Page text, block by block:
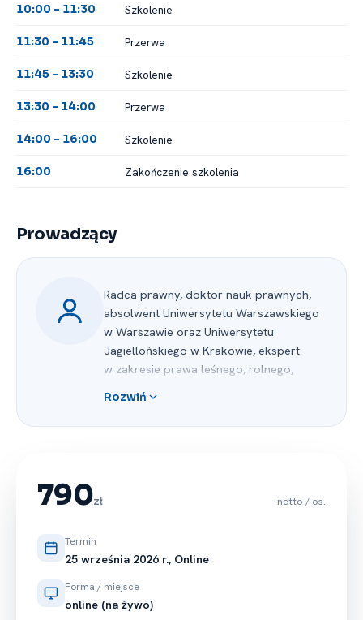
10:00 -⁠ 11:30 Szkolenie
11:30 -⁠ 11:45 Przerwa
11:45 -⁠ 13:30 Szkolenie
13:30 -⁠ 14:00 Przerwa
14:00 -⁠ 16:00 Szkolenie
16:00 Zakończenie szkolenia
Prowadzący
Radca prawny, doktor nauk prawnych,
absolwent Uniwersytetu Warszawskiego
w Warszawie oraz Uniwersytetu
Jagiellońskiego w Krakowie, ekspert
w zakresie prawa leśnego, rolnego,
oraz ochrony środowiska; posiada
wieloletnie doświadczenie (również
radcy prawnego. Posiada bogate
prowadzeniem od 2009 r. szkoleń
w sektorze państwowym, samorządowym
i komercyjnym (administracja publiczna,
Rozwiń
790zł netto / os.
Termin
25 września 2026 r., Online
Forma / miejsce
online (na żywo)